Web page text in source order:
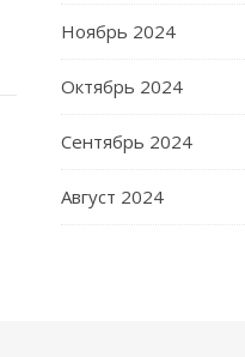
Ноябрь 2024
Октябрь 2024
Сентябрь 2024
Август 2024